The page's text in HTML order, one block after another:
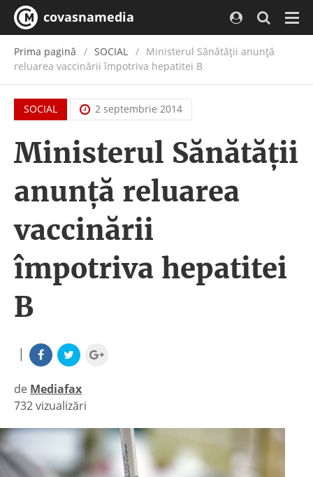
covasnamedia
Prima pagină SOCIAL
Ministerul Sănătăţii anunţă
reluarea vaccinării împotriva hepatitei B
SOCIAL 2 septembrie 2014
Ministerul Sănătăţii
anunţă reluarea
vaccinării
împotriva hepatitei
B
|
de Mediafax
|
732 vizualizări